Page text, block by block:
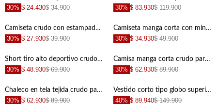
+ +
30% $ 24.430$ 34.900 30% $ 83.930$ 119.900
Camiseta crudo con estampado de tigre para niña
30% $ 27.930$ 39.900
Camiseta manga corta con mini print crudo para niña
30% $ 34.930$ 49.900
Short tiro alto deportivo crudo para niña
30% $ 48.930$ 69.900
Camisa manga corta crudo para niña con textura lisa
30% $ 62.930$ 89.900
Chaleco en tela tejida crudo para niña
30% $ 62.930$ 89.900
Vestido corto tipo globo superior en rib crudo para niña
40% $ 89.940$ 149.900